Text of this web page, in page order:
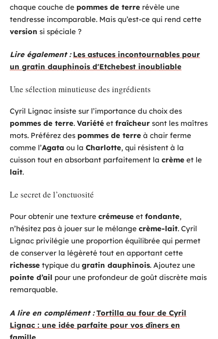
chaque couche de pommes de terre révèle une
tendresse incomparable. Mais qu’est-ce qui rend cette
version si spéciale ?
Lire également : Les astuces incontournables pour
un gratin dauphinois d'Etchebest inoubliable
Une sélection minutieuse des ingrédients
Cyril Lignac insiste sur l’importance du choix des
pommes de terre. Variété et fraîcheur sont les maîtres
mots. Préférez des pommes de terre à chair ferme
comme l’Agata ou la Charlotte, qui résistent à la
cuisson tout en absorbant parfaitement la crème et le
lait.
Le secret de l’onctuosité
Pour obtenir une texture crémeuse et fondante,
n’hésitez pas à jouer sur le mélange crème-lait. Cyril
Lignac privilégie une proportion équilibrée qui permet
de conserver la légèreté tout en apportant cette
richesse typique du gratin dauphinois. Ajoutez une
pointe d’ail pour une profondeur de goût discrète mais
remarquable.
A lire en complément : Tortilla au four de Cyril
Lignac : une idée parfaite pour vos dîners en
famille